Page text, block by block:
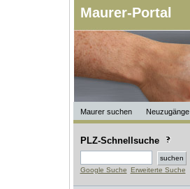
Maurer-Portal
Maurer suchen Neuzugänge
PLZ-Schnellsuche
Google Suche Erweiterte Suche